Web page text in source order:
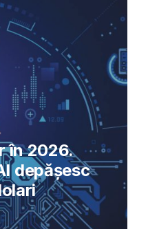
în 2026.
depășesc